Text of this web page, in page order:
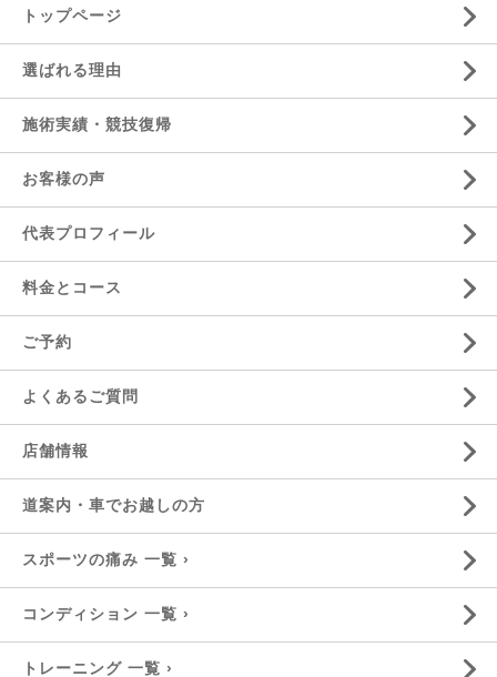
トップページ
選ばれる理由
施術実績・競技復帰
お客様の声
代表プロフィール
料金とコース
ご予約
よくあるご質問
店舗情報
道案内・車でお越しの方
スポーツの痛み 一覧 ›
コンディション 一覧 ›
トレーニング 一覧 ›